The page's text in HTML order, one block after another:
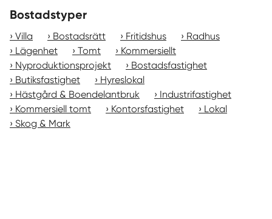
Bostadstyper
Villa Bostadsrätt Fritidshus
Radhus
Lägenhet
Tomt
Kommersiellt
Nyproduktionsprojekt
Bostadsfastighet
Butiksfastighet
Hyreslokal
Hästgård & Boendelantbruk
Industrifastighet
Kommersiell tomt
Kontorsfastighet
Lokal
Skog & Mark